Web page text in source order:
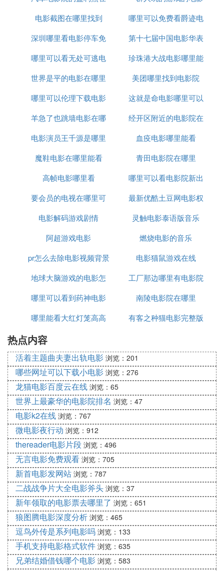
育精神的重要性。
《答案在风中》是一部讲述一个大学男生为了爱情去
了爱情和体育之间的关系，以及如何通过努力追求梦
《男孩都想有辆车》讲述了一个男孩为了拥有一辆属
于自己的运动自行车而努力打工的故事。这部电影强
调了个人目标和努力奋斗的重要性。
人公如何在成年后背起年迈的父亲上学的故事。这部
电影不仅展现了深厚的父子情，还传达了孝顺和责任
的重要性。
《男孩向前冲》是一部讲述男孩热爱篮球的故事。这
部电影通过主人公的篮球之路，展现了友情、团队合
作和坚持不懈的精神。
《考试一家亲》则是一部关于儿子高考，全家人都要
面对人生各种考试的电影。这部电影不仅展示了家庭
关系的复杂性，还强调了家庭成员之间的支持和理
《死亡诗社》是一部关于美国高中教育问题的电影。
它通过一个充满激情的英语老师和他班级的学生之间
的故事，展示了教育方式和学生个性之间的冲突。
《马粥街残酷史》又称为《高校往事1978》，虽然是
一部韩国电影，但我觉得非常出色，特别是电影结尾
处，男主角与其他人的对战场景，给观众留下了深刻
的印象。
❸ 求一部韩国励志的音乐电影
愉快的人生/快乐的人生
主演：郑镇荣 金允石 金尚浩 张根硕
导演：李濬益
类型：剧情 喜剧
地区：韩国
20年前，连续三年在大学歌谣节惨遭淘汰的摇滚乐队
活火山，现在都做什么呢？成员基永(郑振英饰)成为
了无业游民，不过靠眼力也能够混口饭吃。成员成旭
(金允石饰)为了上学的孩子白天当快递晚上当代理司
机每天过得都很忙碌。混的最好的应该算是赫秀(金
哪里
电影截图在哪里找到
哪里可以免费看爵迹电
影
深圳哪里看电影停车免
费的
第十七届中国电影华表
奖在哪里举行
哪里可以看无处可逃电
影
珍珠港大战电影哪里能
看
世界是平的电影在哪里
看
美团哪里找到电影院
哪里可以伦理下载电影
迅雷下载
这就是命电影哪里可以
看
羊急了也跳墙电影在哪
里下载
经开区附近的电影院在
哪里
电影演员王千源是哪里
人
血疫电影哪里能看
魔鞋电影在哪里能看
青田电影院在哪里
高帧电影哪里看
哪里可以看电影院新出
的电影下载
要会员的电视在哪里可
以看电影
最新优酷土豆网电影权
力的游戏
电影解码游戏剧情
灵触电影泰语版音乐
阿超游戏电影
燃烧电影的音乐
pr怎么去除电影视频背景
音乐
电影猫鼠游戏在线
地球大脑游戏的电影怎
么弄
工厂那边哪里有电影院
哪里可以看到药神电影
南陵电影院在哪里
哪里能看大红灯笼高高
挂电影完整版
有客之种猫电影完整版
热点内容
活着主题曲夫妻出轨电影 浏览：201
哪些网址可以下载小电影 浏览：276
龙猫电影百度云在线 浏览：65
世界上最豪华的电影院排名 浏览：47
电影k2在线 浏览：767
微电影夜行动 浏览：912
thereader电影片段 浏览：496
无言电影免费观看 浏览：705
新首电影发网站 浏览：787
二战战争片大全电影斧头 浏览：37
新年领取的电影票去哪里了 浏览：651
狼图腾电影深度分析 浏览：465
逗鸟外传是系列电影吗 浏览：133
手机支持电影格式软件 浏览：635
兄弟结婚借钱哪个电影 浏览：583